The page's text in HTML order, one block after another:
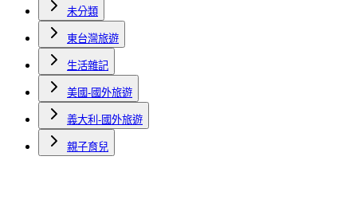
未分類
東台灣旅遊
生活雜記
美國-國外旅遊
義大利-國外旅遊
親子育兒